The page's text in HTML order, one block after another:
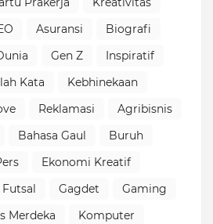
Asuransi
Biografi
Gen Z
Inspiratif
Kata
Kebhinekaan
Reklamasi
Agribisnis
Bahasa Gaul
Buruh
Ekonomi Kreatif
Futsal Gagdet
Gaming
Merdeka
Komputer